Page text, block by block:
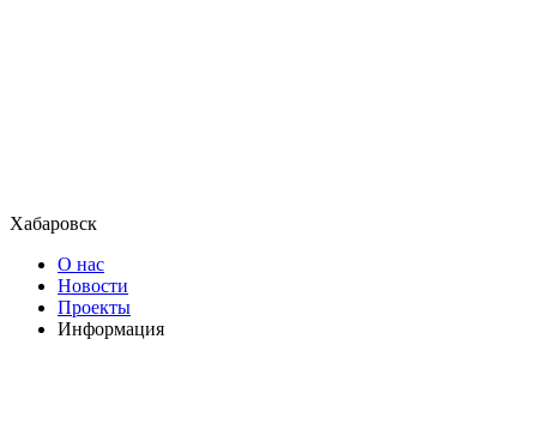
Хабаровск
О нас
Новости
Проекты
Информация